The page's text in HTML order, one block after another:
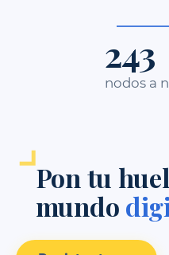
318
nodos a
Pon tu
mundo